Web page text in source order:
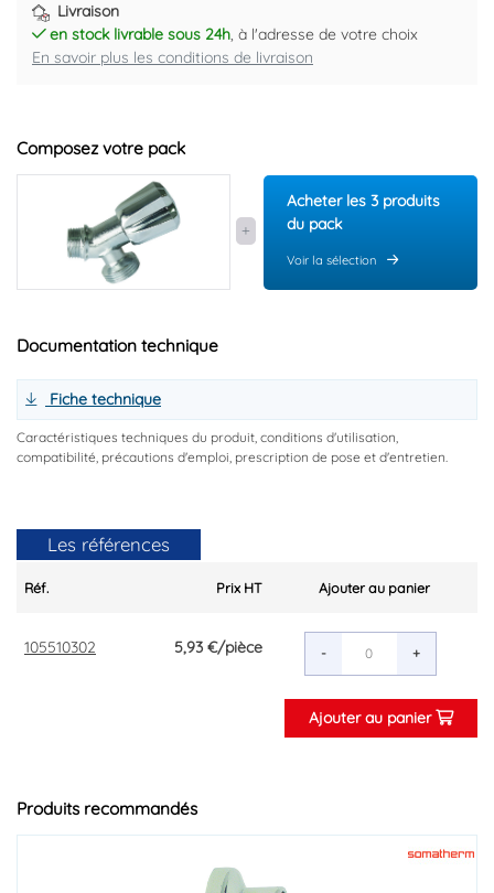
Livraison
en stock livrable sous 24h, à l'adresse de votre choix
En savoir plus les conditions de livraison
Composez votre pack
Acheter les 3 produits
du pack
Voir la sélection
Documentation technique
Fiche technique
Caractéristiques techniques du produit, conditions d'utilisation,
compatibilité, précautions d'emploi, prescription de pose et d'entretien.
Les références
Réf. Prix HT Ajouter au panier
105510302 5,93 €/pièce - +
Ajouter au panier
Produits recommandés